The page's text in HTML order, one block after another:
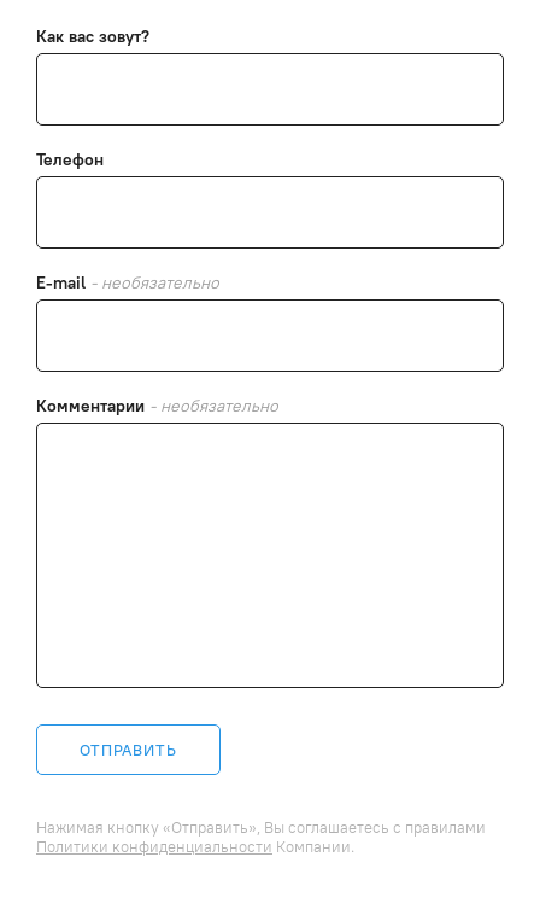
Как вас зовут?
Телефон
E-mail - необязательно
Комментарии - необязательно
ОТПРАВИТЬ
Нажимая кнопку «Отправить», Вы соглашаетесь c правилами
Политики конфиденциальности Компании.